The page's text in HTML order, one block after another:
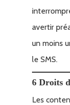
avertir
un moins
le SMS.
6 Droits
Les